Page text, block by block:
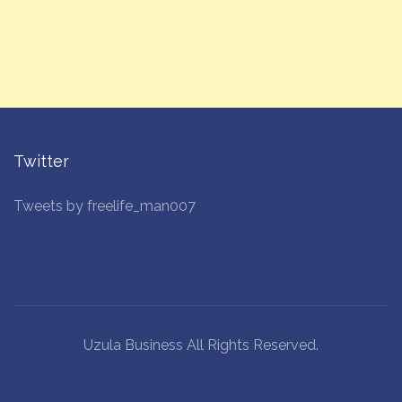
Twitter
Tweets by freelife_man007
Uzula Business All Rights Reserved.